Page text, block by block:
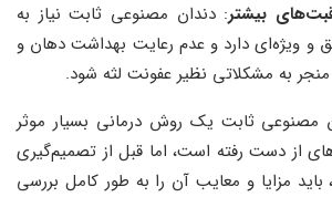
بیشتر: دندان مصنوعی ثابت نیاز به
و ویژه‌ای دارد و عدم رعایت بهداشت دهان و
به مشکلاتی نظیر عفونت لثه شود.
ثابت یک روش درمانی بسیار موثر
از دست رفته است، اما قبل از تصمیم‌گیری
باید مزایا و معایب آن را به طور کامل بررسی